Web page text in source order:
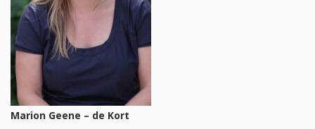
Marion Geene – de Kort